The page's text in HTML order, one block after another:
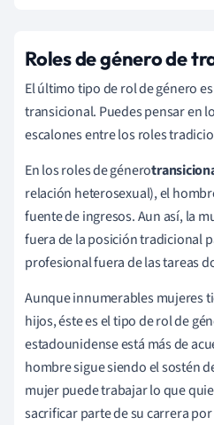
Roles de género de
El último tipo de rol de género
transicional. Puedes pensar en
escalones entre los roles
Enlos roles de género
relación heterosexual), el
fuente de ingresos. Aun así, la
fuera de la posición tradicional
profesional fuera de las tareas
Aunque innumerables mujeres
hijos, éste es el tipo de rol de
estadounidense está más de
hombre sigue siendo el sostén
mujer puede trabajar lo que
sacrificar parte de su carrera